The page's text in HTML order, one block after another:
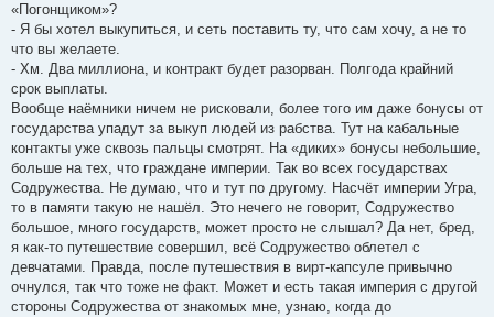
«Погонщиком»?
- Я бы хотел выкупиться, и сеть поставить ту, что сам хочу, а не то
что вы желаете.
- Хм. Два миллиона, и контракт будет разорван. Полгода крайний
срок выплаты.
Вообще наёмники ничем не рисковали, более того им даже бонусы от
государства упадут за выкуп людей из рабства. Тут на кабальные
контакты уже сквозь пальцы смотрят. На «диких» бонусы небольшие,
больше на тех, что граждане империи. Так во всех государствах
Содружества. Не думаю, что и тут по другому. Насчёт империи Угра,
то в памяти такую не нашёл. Это нечего не говорит, Содружество
большое, много государств, может просто не слышал? Да нет, бред,
я как-то путешествие совершил, всё Содружество облетел с
девчатами. Правда, после путешествия в вирт-капсуле привычно
очнулся, так что тоже не факт. Может и есть такая империя с другой
стороны Содружества от знакомых мне, узнаю, когда до